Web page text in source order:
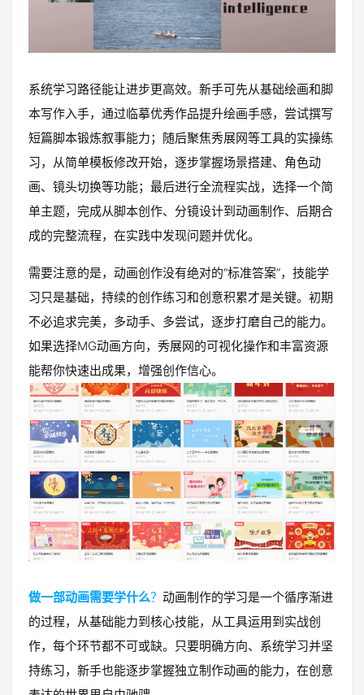
系统学习路径能让进步更高效。新手可先从基础绘画和脚
本写作入手，通过临摹优秀作品提升绘画手感，尝试撰写
短篇脚本锻炼叙事能力；随后聚焦秀展网等工具的实操练
习，从简单模板修改开始，逐步掌握场景搭建、角色动
画、镜头切换等功能；最后进行全流程实战，选择一个简
单主题，完成从脚本创作、分镜设计到动画制作、后期合
成的完整流程，在实践中发现问题并优化。
需要注意的是，动画创作没有绝对的“标准答案”，技能学
习只是基础，持续的创作练习和创意积累才是关键。初期
不必追求完美，多动手、多尝试，逐步打磨自己的能力。
如果选择MG动画方向，秀展网的可视化操作和丰富资源
能帮你快速出成果，增强创作信心。
做一部动画需要学什么？ 动画制作的学习是一个循序渐进
的过程，从基础能力到核心技能，从工具运用到实战创
作，每个环节都不可或缺。只要明确方向、系统学习并坚
持练习，新手也能逐步掌握独立制作动画的能力，在创意